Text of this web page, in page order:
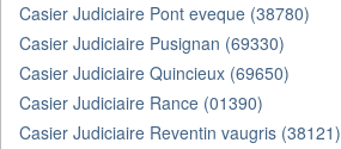
Casier Judiciaire Pont eveque (38780)
Casier Judiciaire Pusignan (69330)
Casier Judiciaire Quincieux (69650)
Casier Judiciaire Rance (01390)
Casier Judiciaire Reventin vaugris (38121)